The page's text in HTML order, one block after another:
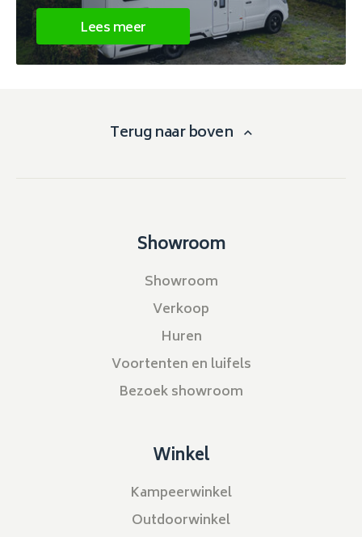
Lees meer
Terug naar boven
Showroom
Showroom
Verkoop
Huren
Voortenten en luifels
Bezoek showroom
Winkel
Kampeerwinkel
Outdoorwinkel